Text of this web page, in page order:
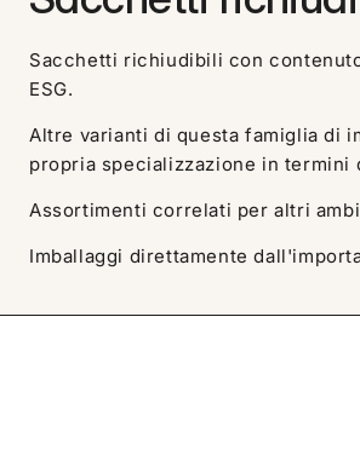
Sacchetti richiudibili con
ESG.
Altre varianti di questa famiglia di
propria specializzazione in termini
Assortimenti correlati per altri
Imballaggi direttamente